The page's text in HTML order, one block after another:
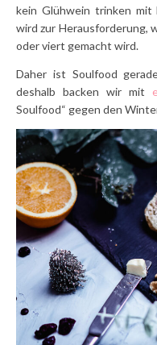
kein Glühwein trinken mit
wird zur Herausforderung,
oder viert gemacht wird.
Daher ist Soulfood
deshalb backen wir mit
Soulfood“ gegen den